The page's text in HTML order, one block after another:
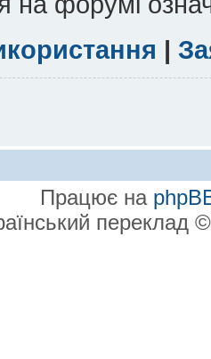
|
Працює на
переклад